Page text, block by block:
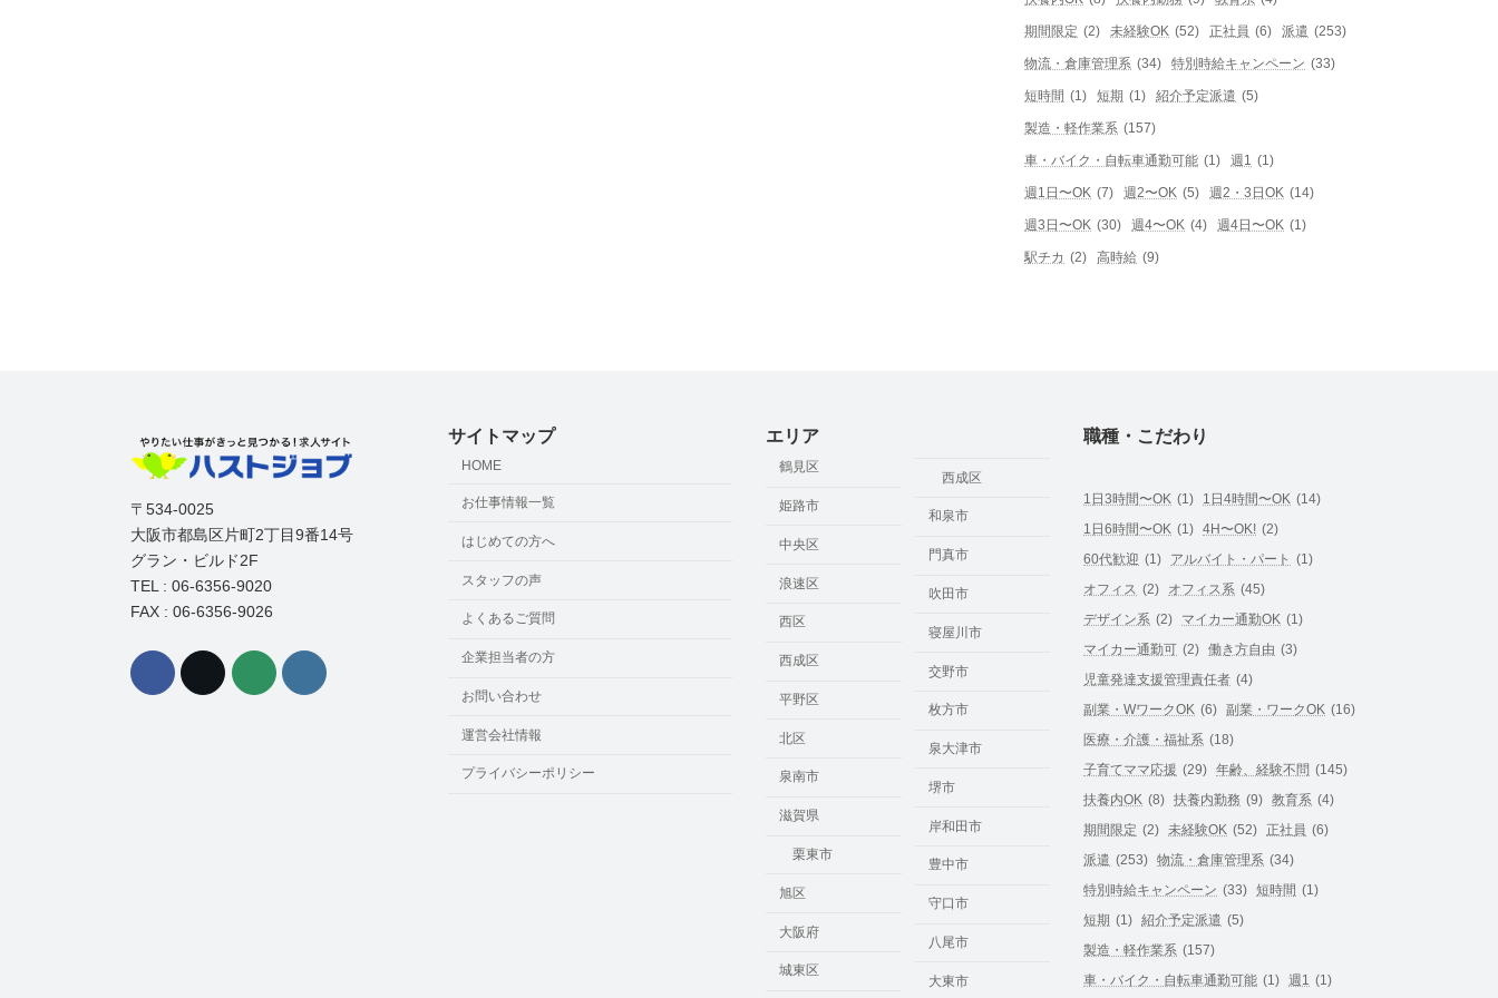
期間限定 (2) 未経験OK (52) 正社員 (6) 派遣 (253)
物流・倉庫管理系 (34) 特別時給キャンペーン (33)
短時間 (1) 短期 (1) 紹介予定派遣 (5)
製造・軽作業系 (157)
車・バイク・自転車通勤可能 (1) 週1 (1)
週1日〜OK (7) 週2〜OK (5) 週2・3日OK (14)
週3日〜OK (30) 週4〜OK (4) 週4日〜OK (1)
駅チカ (2) 高時給 (9)
〒534-0025
大阪市都島区片町2丁目9番14号
グラン・ビルド2F
TEL : 06-6356-9020
FAX : 06-6356-9026
サイトマップ
HOME
お仕事情報一覧
はじめての方へ
スタッフの声
よくあるご質問
企業担当者の方
お問い合わせ
運営会社情報
プライバシーポリシー
エリア
鶴見区
姫路市
中央区
浪速区
西区
西成区
平野区
北区
泉南市
滋賀県
栗東市
旭区
大阪府
城東区
西成区
和泉市
門真市
吹田市
寝屋川市
交野市
枚方市
泉大津市
堺市
岸和田市
豊中市
守口市
八尾市
大東市
職種・こだわり
1日3時間〜OK (1) 1日4時間〜OK (14)
1日6時間〜OK (1) 4H〜OK! (2)
60代歓迎 (1) アルバイト・パート (1)
オフィス (2) オフィス系 (45)
デザイン系 (2) マイカー通勤OK (1)
マイカー通勤可 (2) 働き方自由 (3)
児童発達支援管理責任者 (4)
副業・WワークOK (6) 副業・ワークOK (16)
医療・介護・福祉系 (18)
子育てママ応援 (29) 年齢、経験不問 (145)
扶養内OK (8) 扶養内勤務 (9) 教育系 (4)
期間限定 (2) 未経験OK (52) 正社員 (6)
派遣 (253) 物流・倉庫管理系 (34)
特別時給キャンペーン (33) 短時間 (1)
短期 (1) 紹介予定派遣 (5)
製造・軽作業系 (157)
車・バイク・自転車通勤可能 (1) 週1 (1)